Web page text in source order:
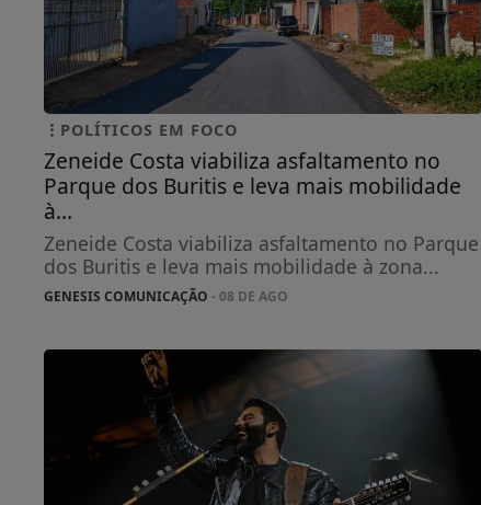
POLÍTICOS EM FOCO
Zeneide Costa viabiliza asfaltamento no
Parque dos Buritis e leva mais mobilidade
à...
Zeneide Costa viabiliza asfaltamento no Parque
dos Buritis e leva mais mobilidade à zona...
GENESIS COMUNICAÇÃO - 08 DE AGO